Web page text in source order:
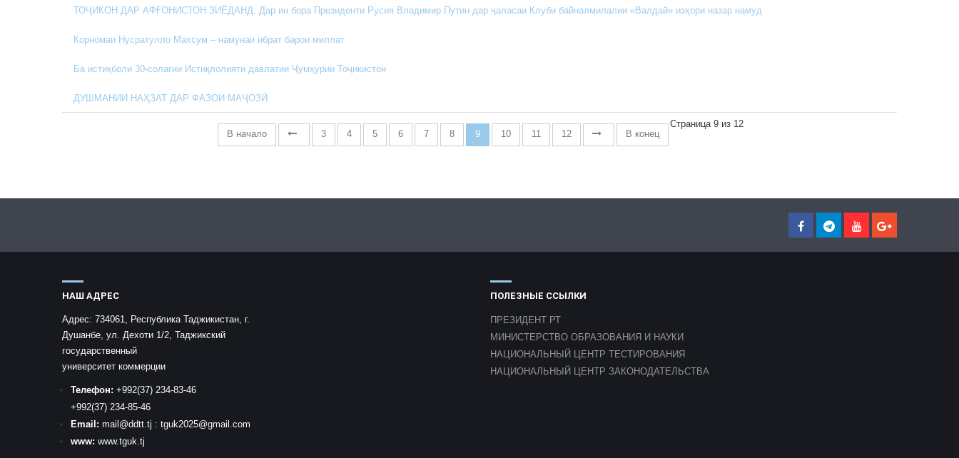
ТОҶИКОН ДАР АФҒОНИСТОН ЗИЁДАНД. Дар ин бора Президенти Русия Владимир Путин дар ҷаласаи Клуби байналмилалии «Валдай» изҳори назар намуд
Корномаи Нусратулло Махсум – намунаи ибрат барои миллат
Ба истиқболи 30-солагии Истиқлолияти давлатии Ҷумҳурии Тоҷикистон
ДУШМАНИИ НАҲЗАТ ДАР ФАЗОИ МАҶОЗӢ
Страница 9 из 12
В начало
3 4 5 6 7 8 9 10 11 12 В конец
НАШ АДРЕС
Адрес: 734061, Республика Таджикистан, г.
Душанбе, ул. Дехоти 1/2, Таджикский
государственный
университет коммерции
Телефон: +992(37) 234-83-46
+992(37) 234-85-46
Email: mail @ddtt.tj : tguk2025@gmail.com
www: www.tguk.tj
ПОЛЕЗНЫЕ ССЫЛКИ
ПРЕЗИДЕНТ РТ
МИНИСТЕРСТВО ОБРАЗОВАНИЯ И НАУКИ
НАЦИОНАЛЬНЫЙ ЦЕНТР ТЕСТИРОВАНИЯ
НАЦИОНАЛЬНЫЙ ЦЕНТР ЗАКОНОДАТЕЛЬСТВА